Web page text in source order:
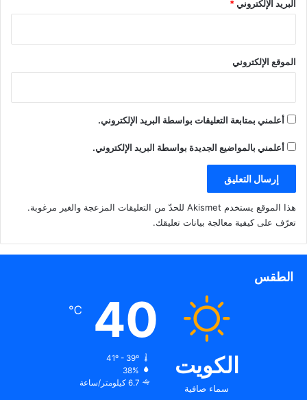
البريد الإلكتروني*
الموقع الإلكتروني
أعلمني بمتابعة التعليقات بواسطة البريد الإلكتروني.
أعلمني بالمواضيع الجديدة بواسطة البريد الإلكتروني.
هذا الموقع يستخدم Akismet للحدّ من التعليقات المزعجة والغير مرغوبة.
تعرّف على كيفية معالجة بيانات تعليقك.
الطقس
الكويت
سماء صافية
40
℃
41º - 39º
38%
6.7 كيلومتر/ساعة